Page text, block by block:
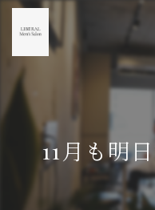
11月も明